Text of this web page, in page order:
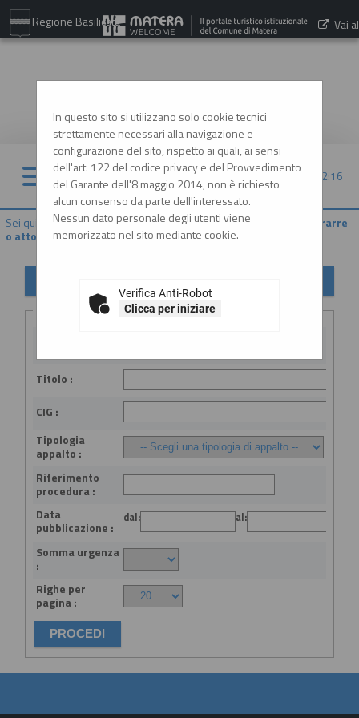
Regione Basilicata Vai al
08/08/2026 12:16
Sei qui: Home»Procedure d'appalto e contratti»Delibere a contrarre
o atto equivalente
In questo sito si utilizzano solo cookie tecnici
strettamente necessari alla navigazione e
configurazione del sito, rispetto ai quali, ai sensi
dell'art. 122 del codice privacy e del Provvedimento
del Garante dell'8 maggio 2014, non è richiesto
alcun consenso da parte dell'interessato.
Nessun dato personale degli utenti viene
memorizzato nel sito mediante cookie.
Verifica Anti-Robot
Clicca per iniziare
Criteri di ricerca
Titolo :
CIG :
Tipologia
appalto :
Riferimento
procedura :
Data
pubblicazione :
dal: al:
Somma urgenza
:
Righe per
pagina :